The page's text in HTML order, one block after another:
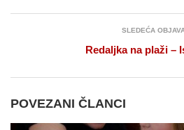
SLEDEĆA
Redaljka na plaži –
POVEZANI ČLANCI